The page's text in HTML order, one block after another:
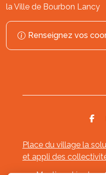
la Ville de Bourbon Lancy
Renseignez vos
Place du village la
et appli des